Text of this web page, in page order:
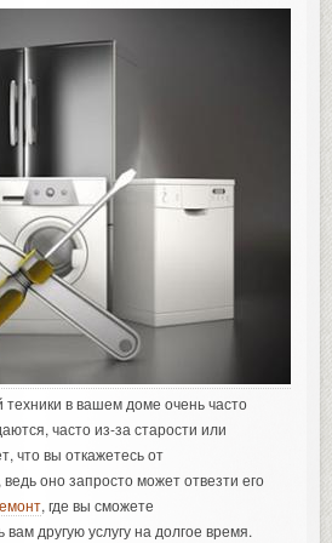
в вашем доме очень часто
часто из-за старости или
что вы откажетесь от
оно запросто может отвезти его
, где вы сможете
другую услугу на долгое время.